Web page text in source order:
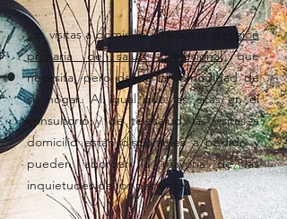
Las visitas a domicilio ofrecen laatención
primaria de salud profesionalque
necesita, pero desde la comodidad de
su hogar. Al igual que las citas en el
consultorio y de telesalud, las visitas a
domicilio están disponibles a pedido y
pueden abordar la mayoría de las
inquietudes de los pacientes.